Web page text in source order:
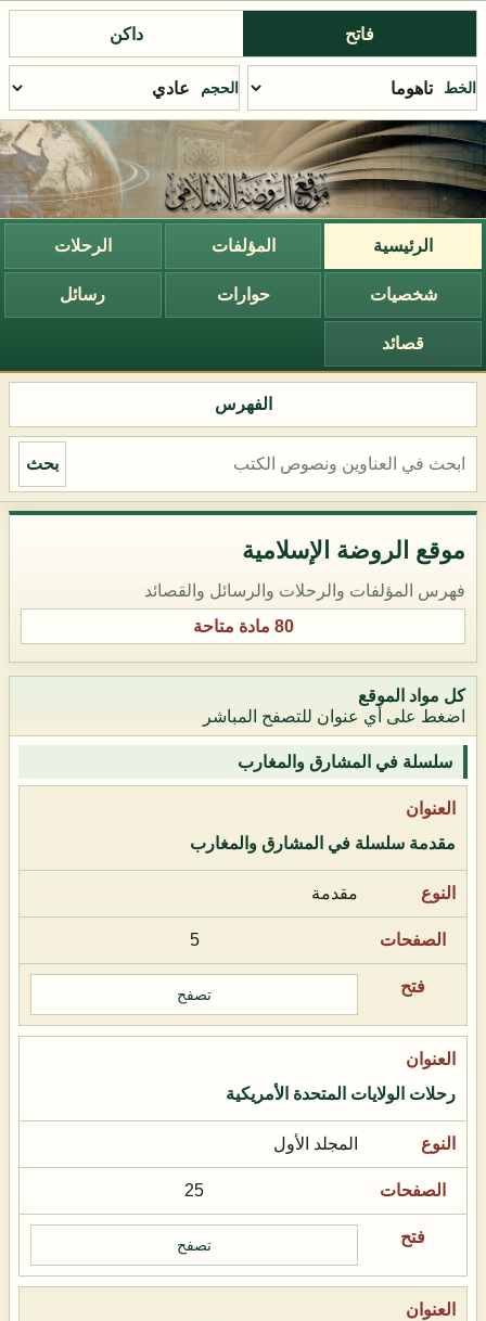
فاتح داكن
الخط الحجم
الرئيسية المؤلفات الرحلات
شخصيات حوارات رسائل
قصائد
الفهرس
بحث
موقع الروضة الإسلامية
فهرس المؤلفات والرحلات والرسائل والقصائد
80 مادة متاحة
كل مواد الموقع
اضغط على أي عنوان للتصفح المباشر
سلسلة في المشارق والمغارب
مقدمة سلسلة في المشارق والمغارب
مقدمة
5
تصفح
رحلات الولايات المتحدة الأمريكية
المجلد الأول
25
تصفح